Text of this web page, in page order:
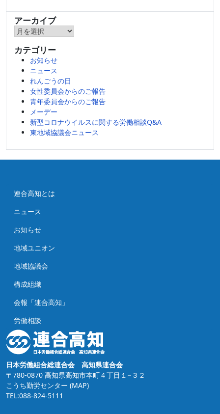
アーカイブ
ア
ー
カ
カテゴリー
お知らせ
ニュース
れんごうの日
女性委員会からのご報告
青年委員会からのご報告
メーデー
新型コロナウイルスに関する労働相談Q&A
東地域協議会ニュース
連合高知とは
ニュース
お知らせ
地域ユニオン
地域協議会
構成組織
会報「連合高知」
労働相談
日本労働組合総連合会 高知県連合会
〒780-0870 高知県高知市本町４丁目１−３２
こうち勤労センター (MAP)
TEL:088-824-5111